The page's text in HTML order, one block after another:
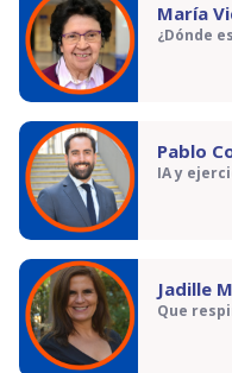
María
¿Dónde
Pablo
IA y
Jadille
Que